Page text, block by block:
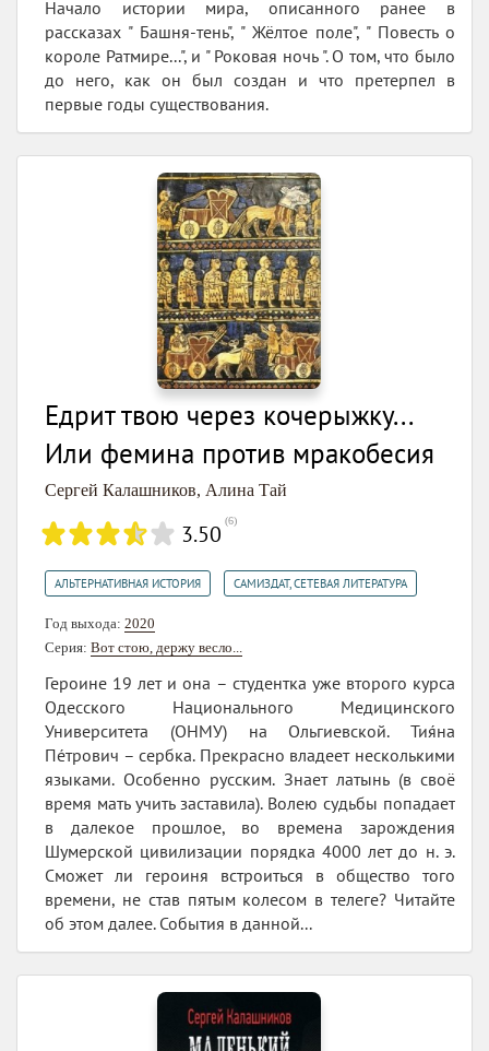
Начало истории мира, описанного ранее в
рассказах " Башня-тень", " Жёлтое поле", " Повесть о
короле Ратмире...", и " Роковая ночь ". О том, что было
до него, как он был создан и что претерпел в
первые годы существования.
Едрит твою через кочерыжку...
Или фемина против мракобесия
Сергей Калашников, Алина Тай
3.50 (6)
АЛЬТЕРНАТИВНАЯ ИСТОРИЯ САМИЗДАТ, СЕТЕВАЯ ЛИТЕРАТУРА
Год выхода: 2020
Серия: Вот стою, держу весло...
Героине 19 лет и она – студентка уже второго курса
Одесского Национального Медицинского
Университета (ОНМУ) на Ольгиевской. Тия́на
Пе́трович – сербка. Прекрасно владеет несколькими
языками. Особенно русским. Знает латынь (в своё
время мать учить заставила). Волею судьбы попадает
в далекое прошлое, во времена зарождения
Шумерской цивилизации порядка 4000 лет до н. э.
Сможет ли героиня встроиться в общество того
времени, не став пятым колесом в телеге? Читайте
об этом далее. События в данной...